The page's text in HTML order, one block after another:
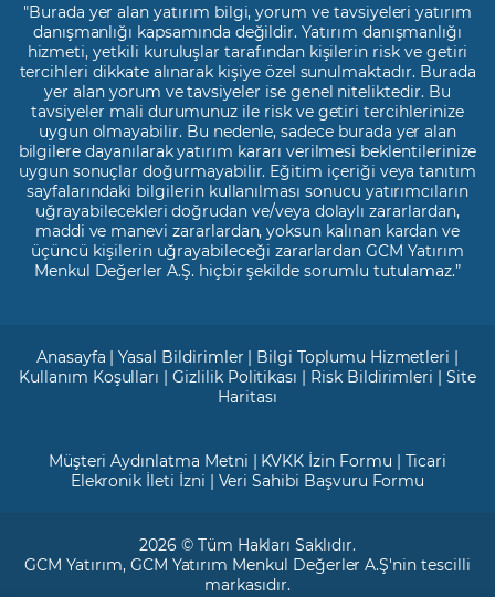
"Burada yer alan yatırım bilgi, yorum ve tavsiyeleri yatırım
danışmanlığı kapsamında değildir. Yatırım danışmanlığı
hizmeti, yetkili kuruluşlar tarafından kişilerin risk ve getiri
tercihleri dikkate alınarak kişiye özel sunulmaktadır. Burada
yer alan yorum ve tavsiyeler ise genel niteliktedir. Bu
tavsiyeler mali durumunuz ile risk ve getiri tercihlerinize
uygun olmayabilir. Bu nedenle, sadece burada yer alan
bilgilere dayanılarak yatırım kararı verilmesi beklentilerinize
uygun sonuçlar doğurmayabilir. Eğitim içeriği veya tanıtım
sayfalarındaki bilgilerin kullanılması sonucu yatırımcıların
uğrayabilecekleri doğrudan ve/veya dolaylı zararlardan,
maddi ve manevi zararlardan, yoksun kalınan kardan ve
üçüncü kişilerin uğrayabileceği zararlardan GCM Yatırım
Menkul Değerler A.Ş. hiçbir şekilde sorumlu tutulamaz.”
Anasayfa |Yasal Bildirimler | Bilgi Toplumu Hizmetleri |
Kullanım Koşulları |Gizlilik Politikası | Risk Bildirimleri |Site
Haritası
Müşteri Aydınlatma Metni | KVKK İzin Formu | Ticari
Elekronik İleti İzni | Veri Sahibi Başvuru Formu
2026 © Tüm Hakları Saklıdır.
GCM Yatırım, GCM Yatırım Menkul Değerler A.Ş'nin tescilli
markasıdır.